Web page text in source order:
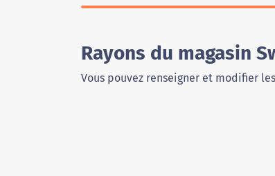
Rayons du magasin
Vous pouvez renseigner et modifier